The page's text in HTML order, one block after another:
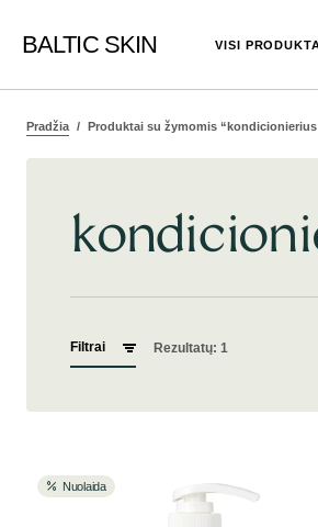
BALTIC SKIN VISI
Pradžia Produktai su žymomis
Filtrai Rezultatų: 1
Nuolaida